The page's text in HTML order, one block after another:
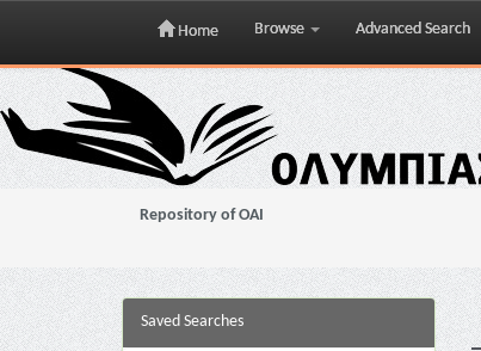
Skip
navigation
Home Browse Advanced Search
Repository of OAI
Saved Searches